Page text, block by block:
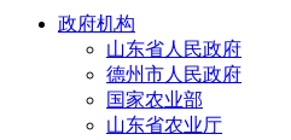
政府机构
山东省人民政府
德州市人民政府
国家农业部
山东省农业厅